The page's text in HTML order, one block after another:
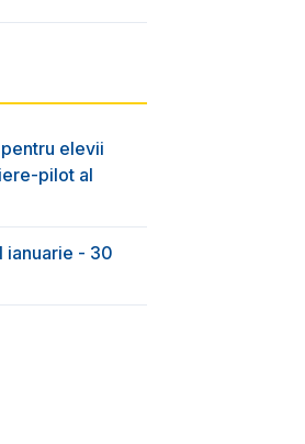
elevii
pilot al
ianuarie - 30